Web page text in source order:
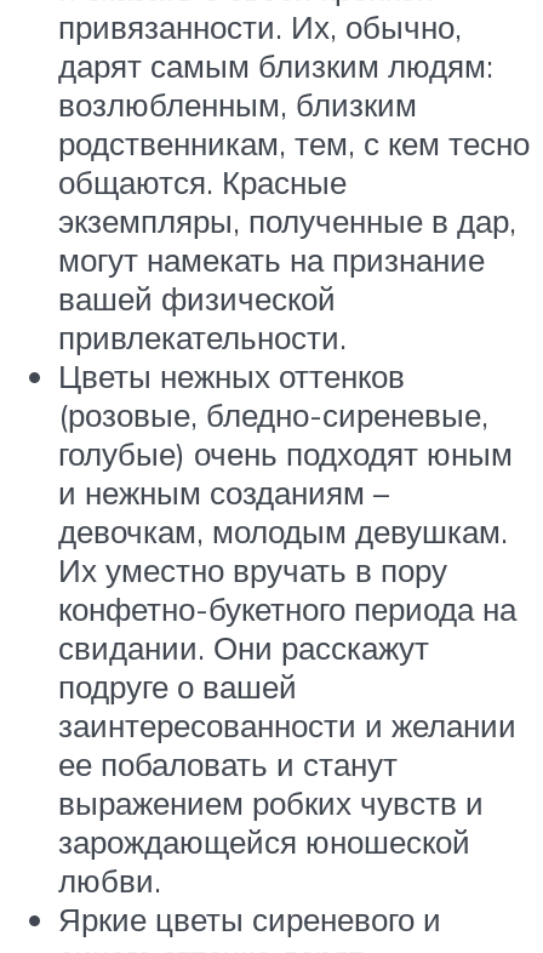
привязанности. Их, обычно,
дарят самым близким людям:
возлюбленным, близким
родственникам, тем, с кем тесно
общаются. Красные
экземпляры, полученные в дар,
могут намекать на признание
вашей физической
привлекательности.
Цветы нежных оттенков
(розовые, бледно-сиреневые,
голубые) очень подходят юным
и нежным созданиям –
девочкам, молодым девушкам.
Их уместно вручать в пору
конфетно-букетного периода на
свидании. Они расскажут
подруге о вашей
заинтересованности и желании
ее побаловать и станут
выражением робких чувств и
зарождающейся юношеской
любви.
Яркие цветы сиреневого и